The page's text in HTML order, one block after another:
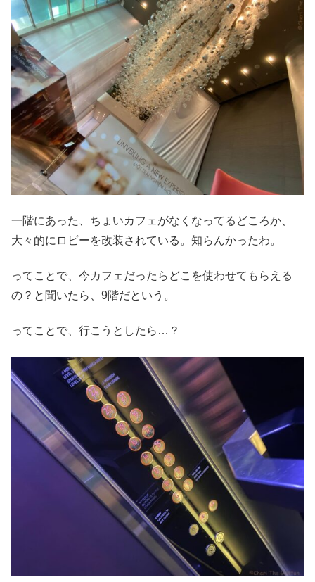
一階にあった、ちょいカフェがなくなってるどころか、
大々的にロビーを改装されている。知らんかったわ。
ってことで、今カフェだったらどこを使わせてもらえる
の？と聞いたら、9階だという。
ってことで、行こうとしたら…？